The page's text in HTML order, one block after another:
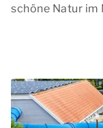
schöne Natur im